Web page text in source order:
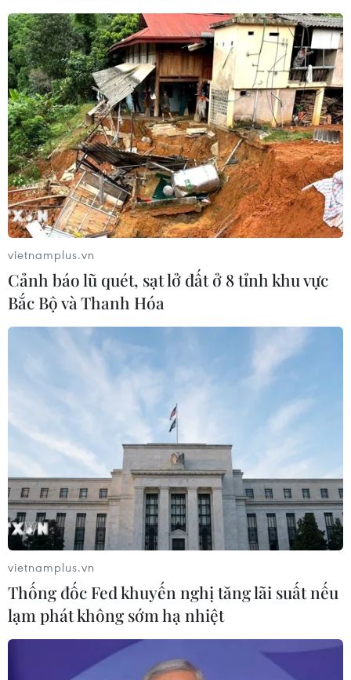
XÓA NHÀ TẠM, NHÀ DỘT NÁT
Mái ấm mới cho con của người có công, bị
nhiễm chất độc hóa học ở Đà Nẵng
Cà Mau: Hoàn thành trên 1.000 căn nhà cho
người khó khăn trước Quốc khánh
Khẩn trương xóa nhà tạm cho con đẻ người
hoạt động kháng chiến nhiễm chất độc hóa học
Mái ấm mới cho các gia đình có người bị nhiễm
chất độc hóa học ở Lào Cai
đẻ người hoạt động kháng chiến trước 20/7
Cả nước có 21 địa phương không còn nhà
vietnamplus.vn
Cảnh báo lũ quét, sạt lở đất ở 8 tỉnh khu vực
Bắc Bộ và Thanh Hóa
vietnamplus.vn
Thống đốc Fed khuyến nghị tăng lãi suất nếu
lạm phát không sớm hạ nhiệt